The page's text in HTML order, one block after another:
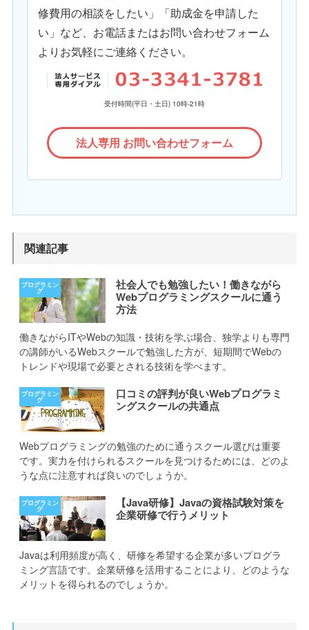
修費用の相談をしたい」「助成金を申請した
い」など、お電話またはお問い合わせフォーム
よりお気軽にご連絡ください。
受付時間(平日・土日) 10時-21時
法人専用 お問い合わせフォーム
関連記事
社会人でも勉強したい！働きながら
Webプログラミングスクールに通う
方法
働きながらITやWebの知識・技術を学ぶ場合、独学よりも専門
の講師がいるWebスクールで勉強した方が、短期間でWebの
トレンドや現場で必要とされる技術を学べます。
口コミの評判が良いWebプログラミ
ングスクールの共通点
Webプログラミングの勉強のために通うスクール選びは重要
です。実力を付けられるスクールを見つけるためには、どのよ
うな点に注意すれば良いのでしょうか。
【Java研修】Javaの資格試験対策を
企業研修で行うメリット
Javaは利用頻度が高く、研修を希望する企業が多いプログラ
ミング言語です。企業研修を活用することにより、どのような
メリットを得られるのでしょうか。